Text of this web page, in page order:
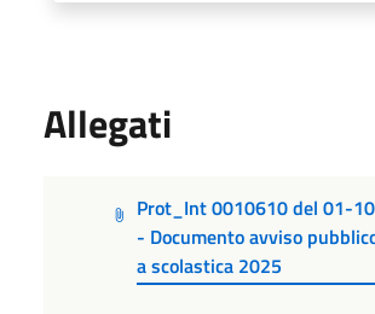
Allegati
Prot_Int 0010610 del 01-
- Documento avviso
a scolastica 2025